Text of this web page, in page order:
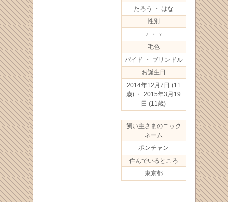
たろう ・ はな
性別
♂ ・ ♀
毛色
パイド ・ ブリンドル
お誕生日
2014年12月7日 (11
歳) ・ 2015年3月19
日 (11歳)
飼い主さまのニック
ネーム
ポンチャン
住んでいるところ
東京都